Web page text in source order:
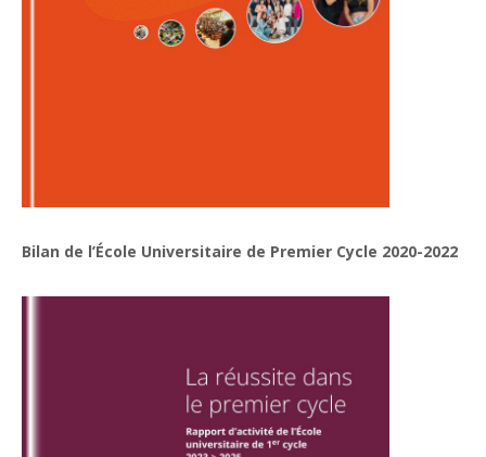
Bilan de l’École Universitaire de Premier Cycle 2020-2022